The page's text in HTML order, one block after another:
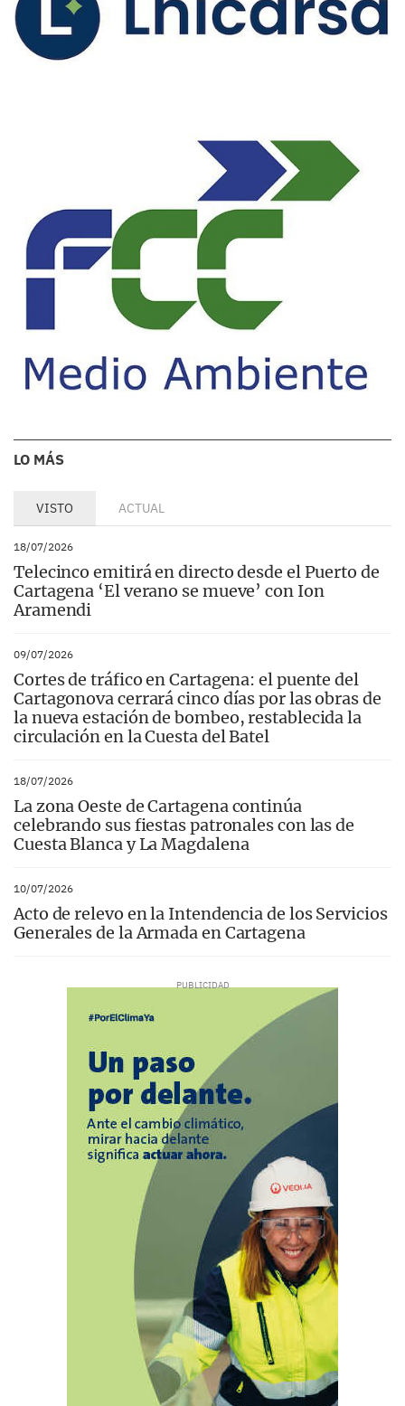
LO MÁS
VISTO ACTUAL
18/07/2026
Telecinco emitirá en directo desde el Puerto de
Cartagena ‘El verano se mueve’ con Ion
Aramendi
09/07/2026
Cortes de tráfico en Cartagena: el puente del
Cartagonova cerrará cinco días por las obras de
la nueva estación de bombeo, restablecida la
circulación en la Cuesta del Batel
18/07/2026
La zona Oeste de Cartagena continúa
celebrando sus fiestas patronales con las de
Cuesta Blanca y La Magdalena
10/07/2026
Acto de relevo en la Intendencia de los Servicios
Generales de la Armada en Cartagena